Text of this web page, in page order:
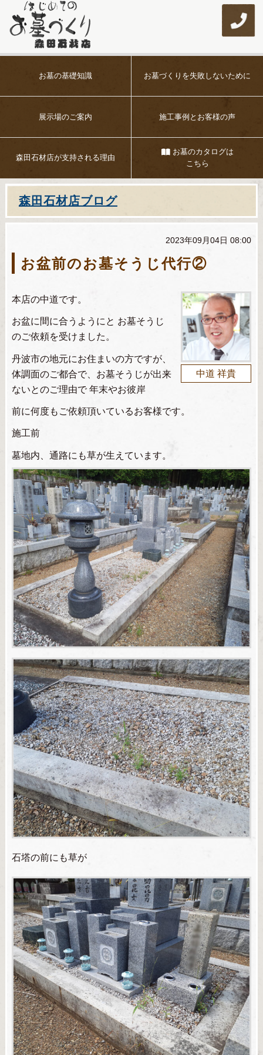
お墓の基礎知識 お墓づくりを失敗しないために
展示場のご案内 施工事例とお客様の声
森田石材店が支持される理由
お墓のカタログは
こちら
森田石材店ブログ
お盆前のお墓そうじ代行②
2023年09月04日 08:00
中道 祥貴
本店の中道です。
お盆に間に合うようにと お墓そうじ
のご依頼を受けました。
丹波市の地元にお住まいの方ですが、
体調面のご都合で、お墓そうじが出来
ないとのご理由で 年末やお彼岸
前に何度もご依頼頂いているお客様です。
施工前
墓地内、通路にも草が生えています。
石塔の前にも草が